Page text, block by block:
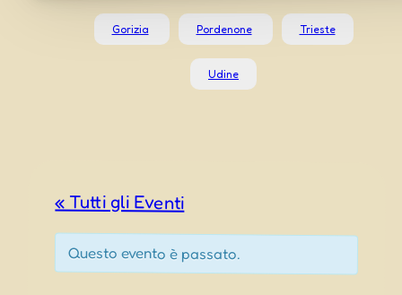
Gorizia Pordenone Trieste
Udine
« Tutti gli Eventi
Questo evento è passato.